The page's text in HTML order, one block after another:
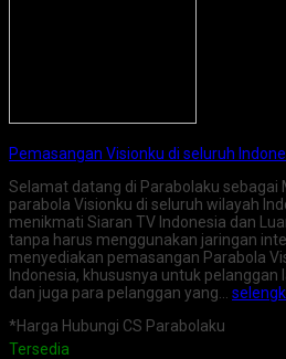
Pemasangan Visionku di seluruh
Selamat datang di Parabolaku sebagai
parabola Visionku di seluruh wilayah
menikmati Siaran TV Indonesia dan
tanpa harus menggunakan jaringan
menyediakan pemasangan Parabola
Indonesia, khususnya untuk pelanggan
dan juga para pelanggan yang…
*Harga Hubungi CS Parabolaku
Tersedia